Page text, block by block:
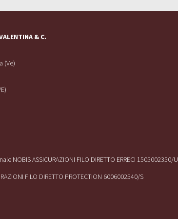
& C.
(Ve)
NOBIS ASSICURAZIONI FILO DIRETTO ERRECI 1505002350/U
FILO DIRETTO PROTECTION 6006002540/S